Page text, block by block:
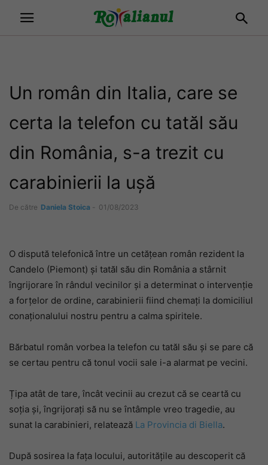
Un român din Italia, care se
certa la telefon cu tatăl său
din România, s-a trezit cu
carabinierii la ușă
De către Daniela Stoica - 01/08/2023
O dispută telefonică între un cetățean român rezident la
Candelo (Piemont) și tatăl său din România a stârnit
îngrijorare în rândul vecinilor și a determinat o intervenție
a forțelor de ordine, carabinierii fiind chemați la domiciliul
conaționalului nostru pentru a calma spiritele.
Bărbatul român vorbea la telefon cu tatăl său și se pare că
se certau pentru că tonul vocii sale i-a alarmat pe vecini.
Țipa atât de tare, încât vecinii au crezut că se ceartă cu
soția și, îngrijorați să nu se întâmple vreo tragedie, au
sunat la carabinieri, relatează La Provincia di Biella.
După sosirea la fața locului, autoritățile au descoperit că